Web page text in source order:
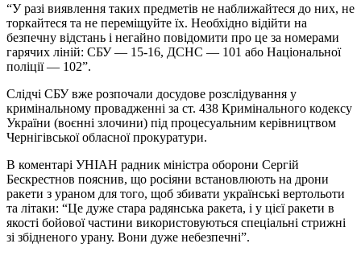
“У разі виявлення таких предметів не наближайтеся до них, не
торкайтеся та не переміщуйте їх. Необхідно відійти на
безпечну відстань і негайно повідомити про це за номерами
гарячих ліній: СБУ — 15-16, ДСНС — 101 або Національної
поліції — 102”.
Слідчі СБУ вже розпочали досудове розслідування у
кримінальному провадженні за ст. 438 Кримінального кодексу
України (воєнні злочини) під процесуальним керівництвом
Чернігівської обласної прокуратури.
В коментарі УНІАН радник міністра оборони Сергій
Бескрестнов пояснив, що росіяни встановлюють на дрони
ракети з ураном для того, щоб збивати українські вертольоти
та літаки: “Це дуже стара радянська ракета, і у цієї ракети в
якості бойової частини використовуються спеціальні стрижні
зі збідненого урану. Вони дуже небезпечні”.